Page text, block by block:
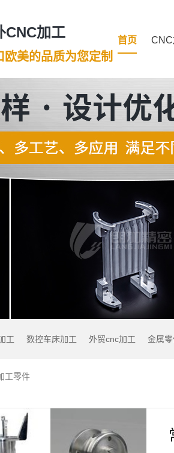
CNC加工
欧美的品质为您定制
首页
工 数控车床加工 外贸cnc加工 金属
工零件